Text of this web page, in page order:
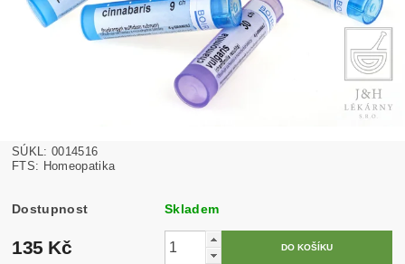
SÚKL: 0014516
FTS: Homeopatika
Dostupnost Skladem
135 Kč